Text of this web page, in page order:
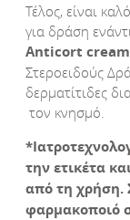
Τέλος, είναι
για δράση
Anticort cream
Στεροειδούς
δερματίτιδες
τον κνησμό.
την ετικέτα
από τη χρήση.
φαρμακοποιό